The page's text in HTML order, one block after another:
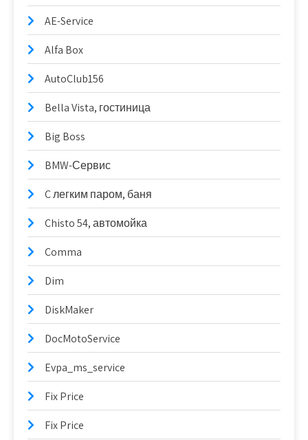
AE-Service
Alfa Box
AutoClub156
Bella Vista, гостиница
Big Boss
BMW-Сервис
C легким паром, баня
Chisto 54, автомойка
Comma
Dim
DiskMaker
DocMotoService
Evpa_ms_service
Fix Price
Fix Price